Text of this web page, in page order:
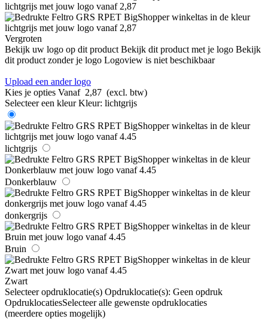
Vergroten
Bekijk uw logo op dit product Bekijk dit product met je logo Bekijk
dit product zonder je logo Logoview is niet beschikbaar
Upload een ander logo
Kies je opties Vanaf 2,87 (excl. btw)
Selecteer een kleur Kleur: lichtgrijs
lichtgrijs
Donkerblauw
donkergrijs
Bruin
Zwart
Selecteer opdruklocatie(s) Opdruklocatie(s): Geen opdruk
OpdruklocatiesSelecteer alle gewenste opdruklocaties
(meerdere opties mogelijk)